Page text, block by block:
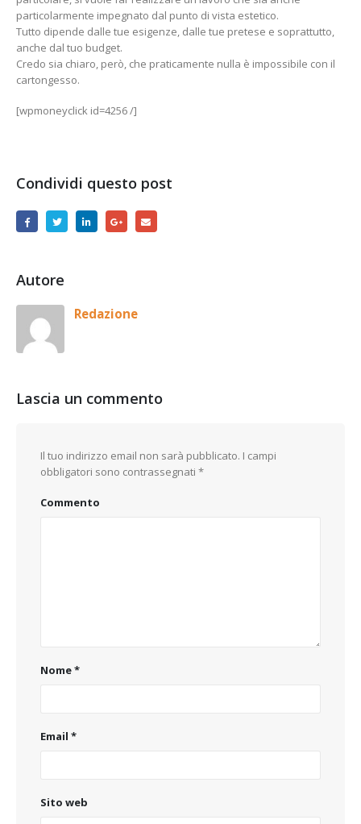
particolarmente impegnato dal punto di vista estetico.
Tutto dipende dalle tue esigenze, dalle tue pretese e soprattutto,
anche dal tuo budget.
Credo sia chiaro, però, che praticamente nulla è impossibile con il
cartongesso.
[wpmoneyclick id=4256 /]
Condividi questo post
Autore
Redazione
Lascia un commento
Il tuo indirizzo email non sarà pubblicato. I campi
obbligatori sono contrassegnati *
Commento
Nome*
Email *
Sito web